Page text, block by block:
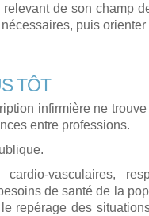
de son champ
puis
TÔT
infirmière ne
entre professions.
vasculaires,
de santé de la
repérage des